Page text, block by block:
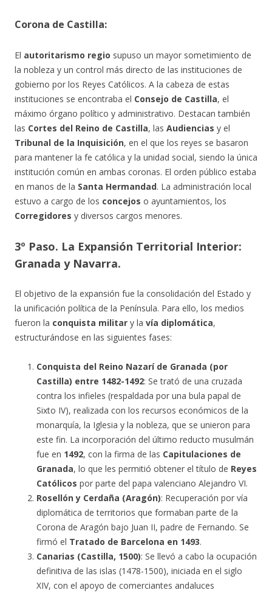
Corona de Castilla:
El autoritarismo regio supuso un mayor sometimiento de
la nobleza y un control más directo de las instituciones de
gobierno por los Reyes Católicos. A la cabeza de estas
instituciones se encontraba el Consejo de Castilla, el
máximo órgano político y administrativo. Destacan también
las Cortes del Reino de Castilla, las Audiencias y el
Tribunal de la Inquisición, en el que los reyes se basaron
para mantener la fe católica y la unidad social, siendo la única
institución común en ambas coronas. El orden público estaba
en manos de la Santa Hermandad. La administración local
estuvo a cargo de los concejos o ayuntamientos, los
Corregidores y diversos cargos menores.
3º Paso. La Expansión Territorial Interior:
Granada y Navarra.
El objetivo de la expansión fue la consolidación del Estado y
la unificación política de la Península. Para ello, los medios
fueron la conquista militar y la vía diplomática,
estructurándose en las siguientes fases:
Conquista del Reino Nazarí de Granada (por
Castilla) entre 1482-1492: Se trató de una cruzada
contra los infieles (respaldada por una bula papal de
Sixto IV), realizada con los recursos económicos de la
monarquía, la Iglesia y la nobleza, que se unieron para
este fin. La incorporación del último reducto musulmán
fue en 1492, con la firma de las Capitulaciones de
Granada, lo que les permitió obtener el título de Reyes
Católicos por parte del papa valenciano Alejandro VI.
Rosellón y Cerdaña (Aragón): Recuperación por vía
diplomática de territorios que formaban parte de la
Corona de Aragón bajo Juan II, padre de Fernando. Se
firmó el Tratado de Barcelona en 1493.
Canarias (Castilla, 1500): Se llevó a cabo la ocupación
definitiva de las islas (1478-1500), iniciada en el siglo
XIV, con el apoyo de comerciantes andaluces